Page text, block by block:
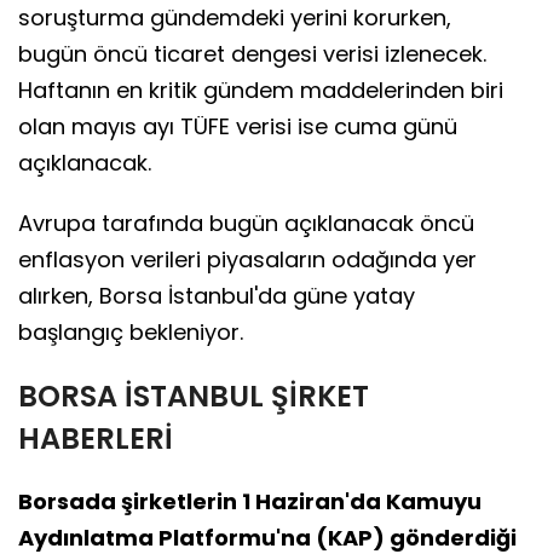
soruşturma gündemdeki yerini korurken,
bugün öncü ticaret dengesi verisi izlenecek.
Haftanın en kritik gündem maddelerinden biri
olan mayıs ayı TÜFE verisi ise cuma günü
açıklanacak.
Avrupa tarafında bugün açıklanacak öncü
enflasyon verileri piyasaların odağında yer
alırken, Borsa İstanbul'da güne yatay
başlangıç bekleniyor.
BORSA İSTANBUL ŞİRKET
HABERLERİ
Borsada şirketlerin 1 Haziran'da Kamuyu
Aydınlatma Platformu'na (KAP) gönderdiği